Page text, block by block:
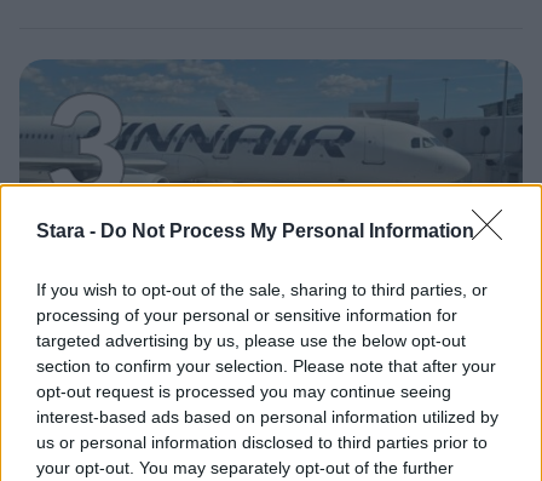
Stara - Do Not Process My Personal Information
If you wish to opt-out of the sale, sharing to third parties, or
processing of your personal or sensitive information for
targeted advertising by us, please use the below opt-out
section to confirm your selection. Please note that after your
opt-out request is processed you may continue seeing
interest-based ads based on personal information utilized by
us or personal information disclosed to third parties prior to
your opt-out. You may separately opt-out of the further
3
MATKAILU
Finnairin lennoista osan lentää
jatkossa toinen lentoyhtiö –
matkustajille tärkeä rajoitus